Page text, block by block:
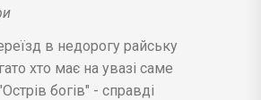
в недорогу райську
хто має на увазі саме
богів" - справді